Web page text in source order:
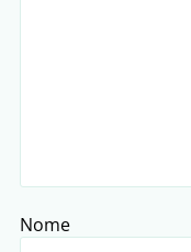
Nome